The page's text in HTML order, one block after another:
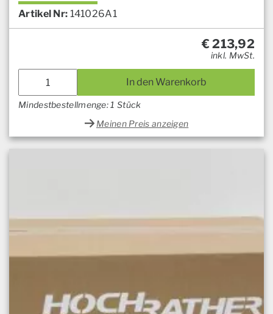
Artikel Nr: 141026A1
€213,92
inkl. MwSt.
In den Warenkorb
Mindestbestellmenge: 1 Stück
Meinen Preis anzeigen